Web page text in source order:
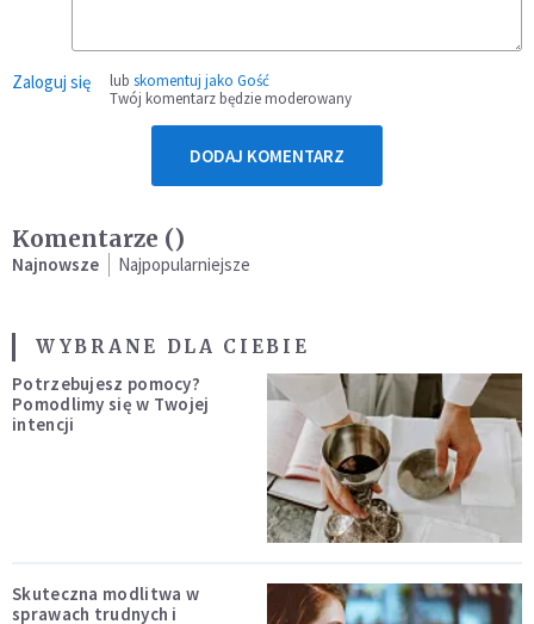
Zaloguj się lub skomentuj jako Gość
Twój komentarz będzie moderowany
DODAJ KOMENTARZ
Komentarze ()
Najnowsze Najpopularniejsze
WYBRANE DLA CIEBIE
Potrzebujesz pomocy?
Pomodlimy się w Twojej
intencji
Skuteczna modlitwa w
sprawach trudnych i